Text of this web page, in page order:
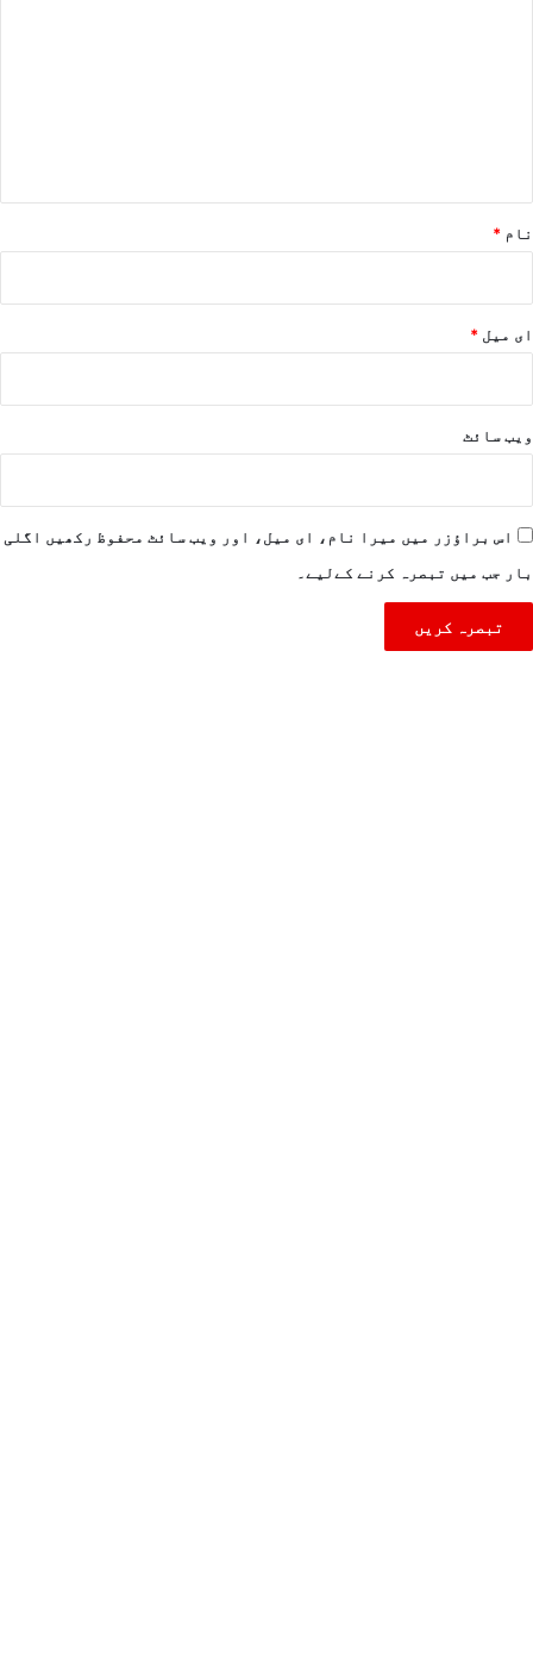
نام *
ای میل *
ویب‌ سائٹ
اس براؤزر میں میرا نام، ای میل، اور ویب سائٹ محفوظ رکھیں اگلی
بار جب میں تبصرہ کرنے کےلیے۔